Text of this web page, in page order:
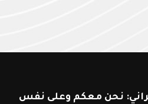
نحن معكم وعلى نفس